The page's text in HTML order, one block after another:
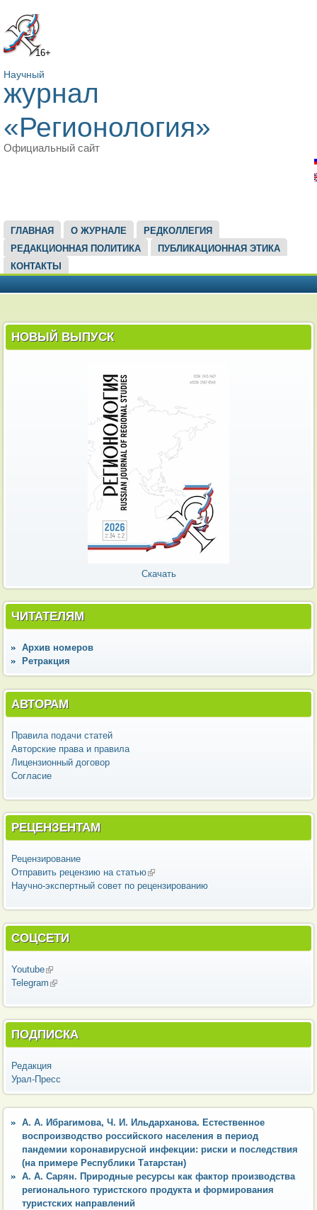
16+
Научный
журнал
«Регионология»
Официальный сайт
ГЛАВНОЕ МЕНЮ
ГЛАВНАЯ О ЖУРНАЛЕ
РЕДКОЛЛЕГИЯ
РЕДАКЦИОННАЯ ПОЛИТИКА
ПУБЛИКАЦИОННАЯ ЭТИКА
КОНТАКТЫ
НОВЫЙ ВЫПУСК
Скачать
ЧИТАТЕЛЯМ
Архив номеров
Ретракция
АВТОРАМ
Правила подачи статей
Авторские права и правила
Лицензионный договор
Согласие
РЕЦЕНЗЕНТАМ
Рецензирование
Отправить рецензию на статью(внешняя ссылка)
Научно-экспертный совет по рецензированию
СОЦСЕТИ
Youtube(внешняя ссылка)
Telegram (внешняя ссылка)
ПОДПИСКА
Редакция
Урал-Пресс
А. А. Ибрагимова, Ч. И. Ильдарханова. Естественное
воспроизводство российского населения в период
пандемии коронавирусной инфекции: риски и последствия
(на примере Республики Татарстан)
А. А. Сарян. Природные ресурсы как фактор производства
регионального туристского продукта и формирования
туристских направлений